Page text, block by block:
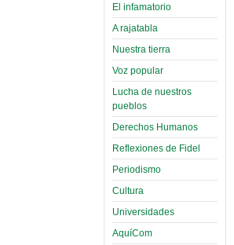
El infamatorio
A rajatabla
Nuestra tierra
Voz popular
Lucha de nuestros
pueblos
Derechos Humanos
Reflexiones de Fidel
Periodismo
Cultura
Universidades
AquíCom